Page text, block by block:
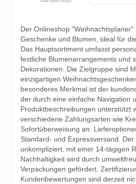
Der Onlineshop
Geschenke und Blumen, ideal für
Das Hauptsortiment umfasst
festliche Blumenarrangements und
Dekorationen. Die Zielgruppe sind
einzigartigen
besonderes Merkmal ist der
der durch eine einfache Navigation
Produktbeschreibungen unterstützt
verschiedene Zahlungsarten wie
Sofortüberweisung an.
Standard- und Expressversand.
unkompliziert, mit einer 14-tägigen
Nachhaltigkeit wird durch
Verpackungen gefördert.
Kundenbewertungen sind derzeit